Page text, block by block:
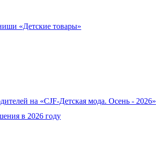
«Детские товары»
на «CJF-Детская мода. Осень - 2026»
в 2026 году